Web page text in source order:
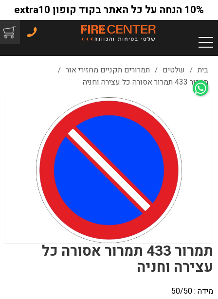
10% הנחה על כל האתר בקוד קופון extra10
בית / שלטים / תמרורים תקניים מחזירי אור /
תמרור 433 תמרור אסורה כל עצירה וחניה
תמרור 433 תמרור אסורה כל
עצירה וחניה
מידה : 50/50